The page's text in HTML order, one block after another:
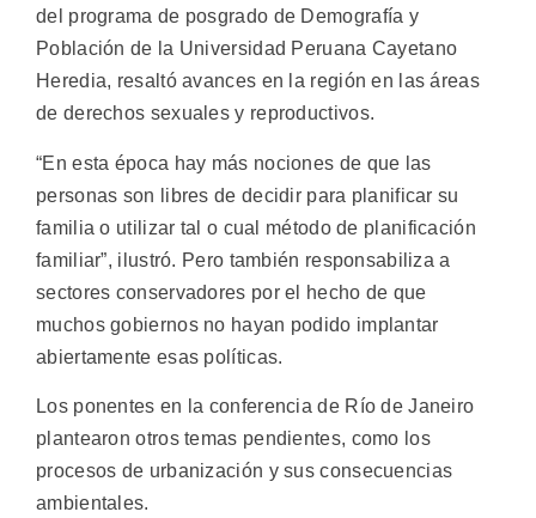
del programa de posgrado de Demografía y
Población de la Universidad Peruana Cayetano
Heredia, resaltó avances en la región en las áreas
de derechos sexuales y reproductivos.
“En esta época hay más nociones de que las
personas son libres de decidir para planificar su
familia o utilizar tal o cual método de planificación
familiar”, ilustró. Pero también responsabiliza a
sectores conservadores por el hecho de que
muchos gobiernos no hayan podido implantar
abiertamente esas políticas.
Los ponentes en la conferencia de Río de Janeiro
plantearon otros temas pendientes, como los
procesos de urbanización y sus consecuencias
ambientales.